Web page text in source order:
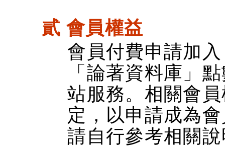
貳 會員權益
會員付費申請加
「論著資料庫」
站服務。相關會
定，以申請成為
請自行參考相關